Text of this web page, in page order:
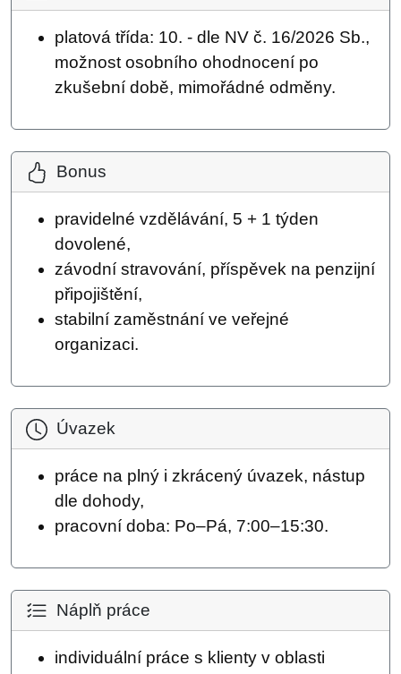
platová třída: 10. - dle NV č. 16/2026 Sb.,
možnost osobního ohodnocení po
zkušební době, mimořádné odměny.
Bonus
pravidelné vzdělávání, 5 + 1 týden
dovolené,
závodní stravování, příspěvek na penzijní
připojištění,
stabilní zaměstnání ve veřejné
organizaci.
Úvazek
práce na plný i zkrácený úvazek, nástup
dle dohody,
pracovní doba: Po–Pá, 7:00–15:30.
Náplň práce
individuální práce s klienty v oblasti